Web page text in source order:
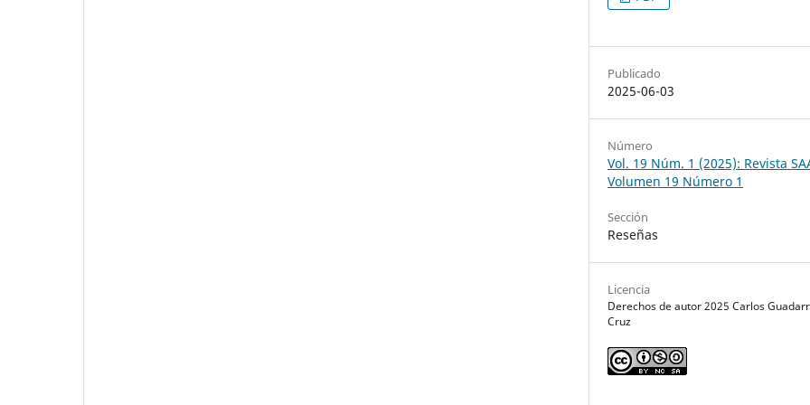
Publicado
2025-06-03
Número
Vol. 19 Núm. 1 (2025): Revista
Volumen 19 Número 1
Sección
Reseñas
Licencia
Derechos de autor 2025 Carlos
Cruz